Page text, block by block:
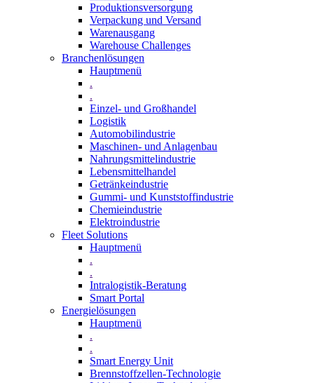
Produktionsversorgung
Verpackung und Versand
Warenausgang
Warehouse Challenges
Branchenlösungen
Hauptmenü
.
.
Einzel- und Großhandel
Logistik
Automobilindustrie
Maschinen- und Anlagenbau
Nahrungsmittelindustrie
Lebensmittelhandel
Getränkeindustrie
Gummi­- und Kunststoffindustrie
Chemieindustrie
Elektroindustrie
Fleet Solutions
Hauptmenü
.
.
Intralogistik-Beratung
Smart Portal
Energielösungen
Hauptmenü
.
.
Smart Energy Unit
Brennstoffzellen-Technologie